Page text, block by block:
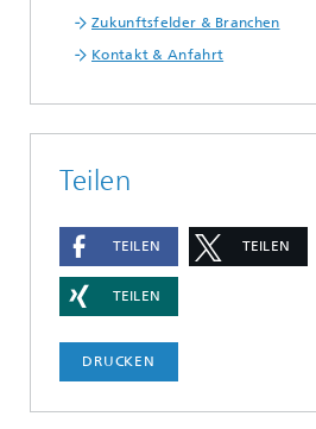
Zukunftsfelder & Branchen
Kontakt & Anfahrt
Teilen
TEILEN TEILEN
TEILEN
DRUCKEN